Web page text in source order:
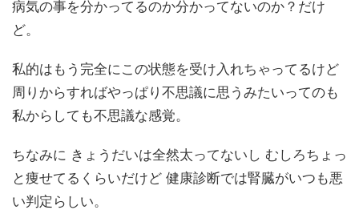
病気の事を分かってるのか分かってないのか？だけ
ど。
私的はもう完全にこの状態を受け入れちゃってるけど
周りからすればやっぱり不思議に思うみたいってのも
私からしても不思議な感覚。
ちなみに きょうだいは全然太ってないし むしろちょっ
と痩せてるくらいだけど 健康診断では腎臓がいつも悪
い判定らしい。